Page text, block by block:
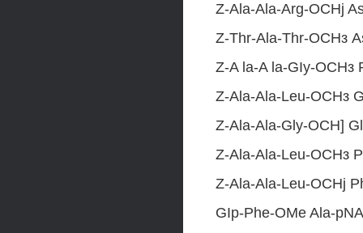
Z-Ala-Ala-Arg-OCHj
Z-Thr-Ala-Thr-ОСНз
Z-A la-A la-GIy-ОСНз
Z-Ala-Ala-Leu-ОСНз
Z-Ala-Ala-Gly-OCH]
Z-Ala-Ala-Leu-ОСНз
Z-Ala-Ala-Leu-OCHj
GIp-Phe-OMe Ala-